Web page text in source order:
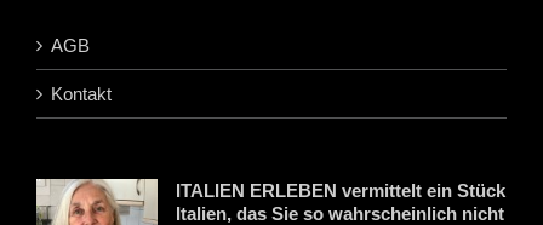
AGB
Kontakt
ITALIEN ERLEBEN vermittelt ein Stück
Italien, das Sie so wahrscheinlich nicht